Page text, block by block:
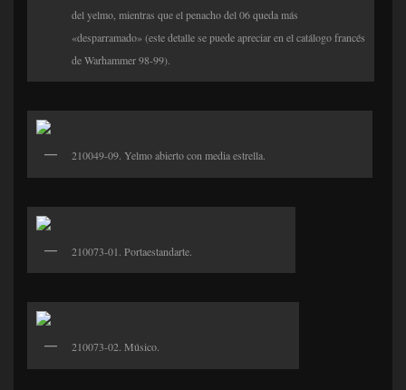
del yelmo, mientras que el penacho del 06 queda más
«desparramado» (este detalle se puede apreciar en el catálogo francés
de Warhammer 98-99).
210049-09. Yelmo abierto con media estrella.
210073-01. Portaestandarte.
210073-02. Músico.